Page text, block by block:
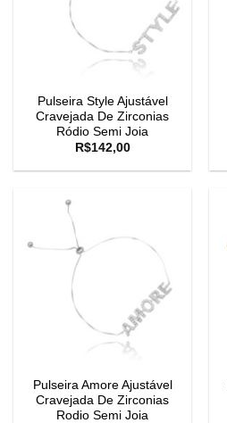
Pulseira Style Ajustável
Cravejada De Zirconias
Ródio Semi Joia
R$142,00
Pulseira Amore Ajustável
Cravejada De Zirconias
Rodio Semi Joia